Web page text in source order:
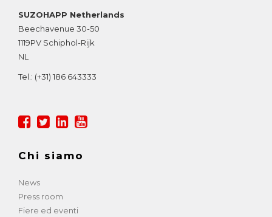
SUZOHAPP Netherlands
Beechavenue 30-50
1119PV Schiphol-Rijk
NL
Tel.: (+31) 186 643333
Chi siamo
News
Press room
Fiere ed eventi